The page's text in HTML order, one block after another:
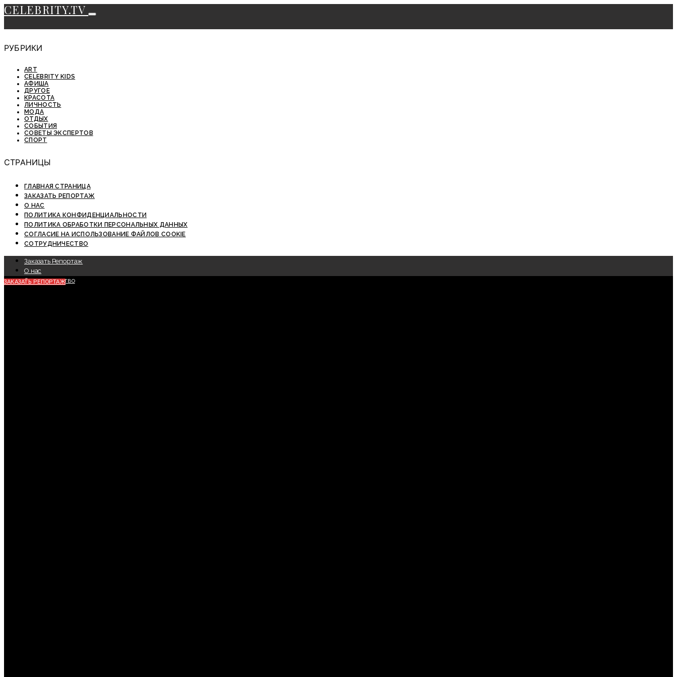
CELEBRITY.TV
РУБРИКИ
ART
CELEBRITY KIDS
АФИША
ДРУГОЕ
КРАСОТА
ЛИЧНОСТЬ
МОДА
ОТДЫХ
СОБЫТИЯ
СОВЕТЫ ЭКСПЕРТОВ
СПОРТ
СТРАНИЦЫ
ГЛАВНАЯ СТРАНИЦА
ЗАКАЗАТЬ РЕПОРТАЖ
О НАС
ПОЛИТИКА КОНФИДЕНЦИАЛЬНОСТИ
ПОЛИТИКА ОБРАБОТКИ ПЕРСОНАЛЬНЫХ ДАННЫХ
СОГЛАСИЕ НА ИСПОЛЬЗОВАНИЕ ФАЙЛОВ COOKIE
СОТРУДНИЧЕСТВО
Заказать Репортаж
О нас
Сотрудничество
ЗАКАЗАТЬ РЕПОРТАЖ